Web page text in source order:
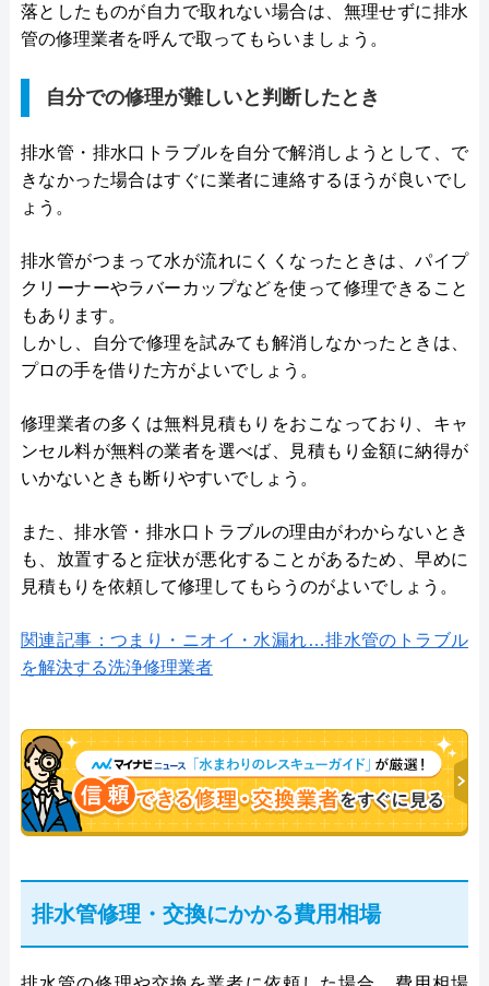
落としたものが自力で取れない場合は、無理せずに排水
管の修理業者を呼んで取ってもらいましょう。
自分での修理が難しいと判断したとき
排水管・排水口トラブルを自分で解消しようとして、で
きなかった場合はすぐに業者に連絡するほうが良いでし
ょう。
排水管がつまって水が流れにくくなったときは、パイプ
クリーナーやラバーカップなどを使って修理できること
もあります。
しかし、自分で修理を試みても解消しなかったときは、
プロの手を借りた方がよいでしょう。
修理業者の多くは無料見積もりをおこなっており、キャ
ンセル料が無料の業者を選べば、見積もり金額に納得が
いかないときも断りやすいでしょう。
また、排水管・排水口トラブルの理由がわからないとき
も、放置すると症状が悪化することがあるため、早めに
見積もりを依頼して修理してもらうのがよいでしょう。
関連記事：つまり・ニオイ・水漏れ…排水管のトラブル
を解決する洗浄修理業者
排水管修理・交換にかかる費用相場